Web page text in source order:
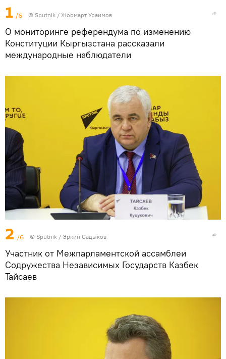
1 /6 © Sputnik / Жоомарт Ураимов
О мониторинге референдума по изменению
Конституции Кыргызстана рассказали
международные наблюдатели
2 /6 © Sputnik / Эркин Садыков
Участник от Межпарламентской ассамблеи
Содружества Независимых Государств Казбек
Тайсаев